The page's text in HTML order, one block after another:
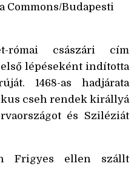
Commons/Budapesti
római császári cím
lépéseként indította
1468-as hadjárata
cseh rendek királlyá
és Sziléziát
Frigyes ellen szállt